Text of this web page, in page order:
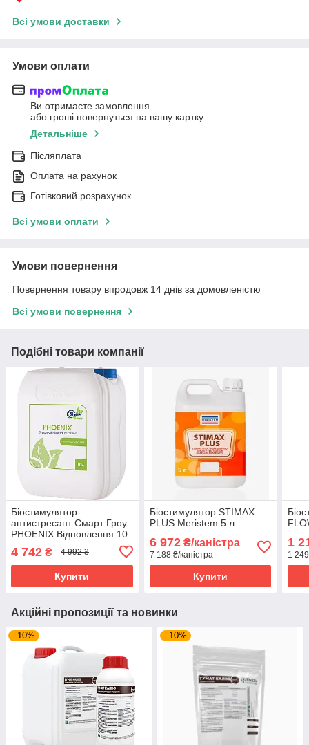
Всі умови доставки
Умови оплати
Ви отримаєте замовлення
або гроші повернуться на вашу картку
Детальніше
Післяплата
Оплата на рахунок
Готівковий розрахунок
Всі умови оплати
Умови повернення
Повернення товару впродовж 14 днів за домовленістю
Всі умови повернення
Подібні товари компанії
Біостимулятор-
антистресант Смарт Гроу
PHOENIX Відновлення 10
4 742 ₴ 4 992 ₴
Купити
Біостимулятор STIMAX
PLUS Meristem 5 л
6 972₴/каністра
7 188 ₴/каністра
Купити
1
1
Акційні пропозиції та новинки
–10% –10%